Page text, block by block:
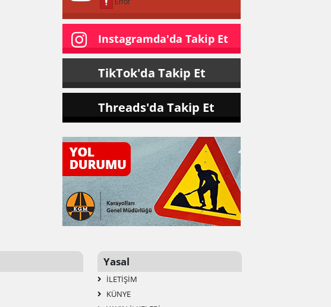
Instagramda'da Takip Et
TikTok'da Takip Et
Threads'da Takip Et
Yasal
İLETIŞIM
KÜNYE